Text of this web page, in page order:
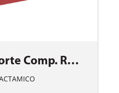
Anamox Ibl Forte Comp. Rec. X 14